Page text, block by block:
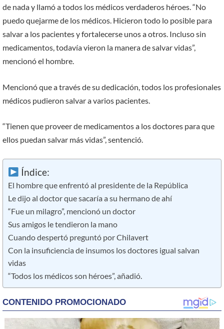
de nada y llamó a todos los médicos verdaderos héroes. “No
puedo quejarme de los médicos. Hicieron todo lo posible para
salvar a los pacientes y fortalecerse unos a otros. Incluso sin
medicamentos, todavía vieron la manera de salvar vidas”,
mencionó el hombre.
Mencionó que a través de su dedicación, todos los profesionales
médicos pudieron salvar a varios pacientes.
“Tienen que proveer de medicamentos a los doctores para que
ellos puedan salvar más vidas”, sentenció.
Índice:
El hombre que enfrentó al presidente de la República
Le dijo al doctor que sacaría a su hermano de ahí
“Fue un milagro”, mencionó un doctor
Sus amigos le tendieron la mano
Cuando despertó preguntó por Chilavert
Con la insuficiencia de insumos los doctores igual salvan
vidas
“Todos los médicos son héroes”, añadió.